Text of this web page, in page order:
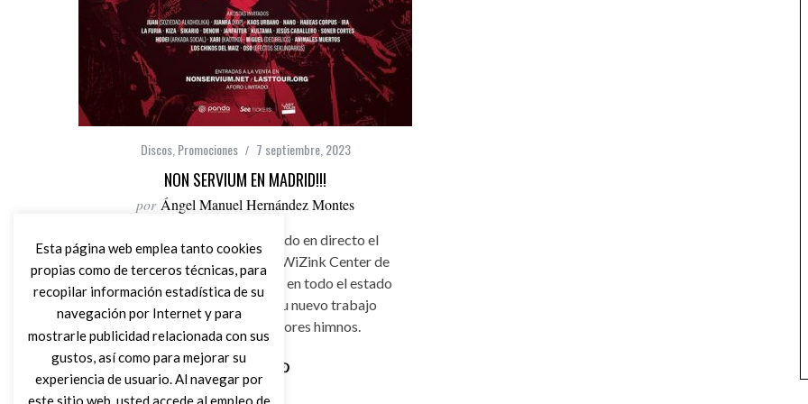
Discos, Promociones 7 septiembre, 2023
NON SERVIUM EN MADRID!!!
por Ángel Manuel Hernández Montes
Non Servium estarán actuando en directo el
próximo 13 de Octubre en el WiZink Center de
Madrid y será la ÚNICA fecha en todo el estado
en este 2023. Presentarán su nuevo trabajo
“Criatura” junto a sus mejores himnos.
Leer Más
Esta página web emplea tanto cookies
propias como de terceros técnicas, para
recopilar información estadística de su
navegación por Internet y para
mostrarle publicidad relacionada con sus
gustos, así como para mejorar su
experiencia de usuario. Al navegar por
este sitio web, usted accede al empleo de